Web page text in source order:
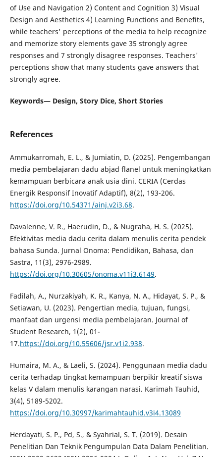
of Use and Navigation 2) Content and Cognition 3) Visual
Design and Aesthetics 4) Learning Functions and Benefits,
while teachers' perceptions of the media to help recognize
and memorize story elements gave 35 strongly agree
responses and 7 strongly disagree responses. Teachers'
perceptions show that many students gave answers that
strongly agree.
Keywords— Design, Story Dice, Short Stories
References
Ammukarromah, E. L., & Jumiatin, D. (2025). Pengembangan
media pembelajaran dadu abjad flanel untuk meningkatkan
kemampuan berbicara anak usia dini. CERIA (Cerdas
Energik Responsif Inovatif Adaptif), 8(2), 193-206.
https://doi.org/10.54371/ainj.v2i3.68.
Davalenne, V. R., Haerudin, D., & Nugraha, H. S. (2025).
Efektivitas media dadu cerita dalam menulis cerita pendek
bahasa Sunda. Jurnal Onoma: Pendidikan, Bahasa, dan
Sastra, 11(3), 2976-2989.
https://doi.org/10.30605/onoma.v11i3.6149.
Fadilah, A., Nurzakiyah, K. R., Kanya, N. A., Hidayat, S. P., &
Setiawan, U. (2023). Pengertian media, tujuan, fungsi,
manfaat dan urgensi media pembelajaran. Journal of
Student Research, 1(2), 01-
17.https://doi.org/10.55606/jsr.v1i2.938.
Humaira, M. A., & Laeli, S. (2024). Penggunaan media dadu
cerita terhadap tingkat kemampuan berpikir kreatif siswa
kelas V dalam menulis karangan narasi. Karimah Tauhid,
3(4), 5189-5202.
https://doi.org/10.30997/karimahtauhid.v3i4.13089
Herdayati, S. P., Pd, S., & Syahrial, S. T. (2019). Desain
Penelitian Dan Teknik Pengumpulan Data Dalam Penelitian.